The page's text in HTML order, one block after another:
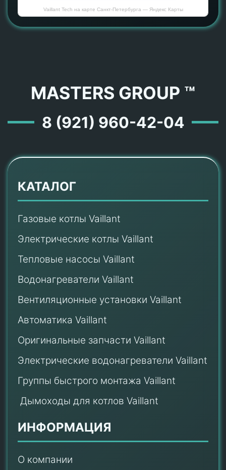
Vaillant Tech на карте Санкт‑Петербурга — Яндекс Карты
MASTERS GROUP ™
8 (921) 960-42-04
КАТАЛОГ
Газовые котлы Vaillant
Электрические котлы Vaillant
Тепловые насосы Vaillant
Водонагреватели Vaillant
Вентиляционные установки Vaillant
Автоматика Vaillant
Оригинальные запчасти Vaillant
Электрические водонагреватели Vaillant
Группы быстрого монтажа Vaillant
Дымоходы для котлов Vaillant
ИНФОРМАЦИЯ
О компании